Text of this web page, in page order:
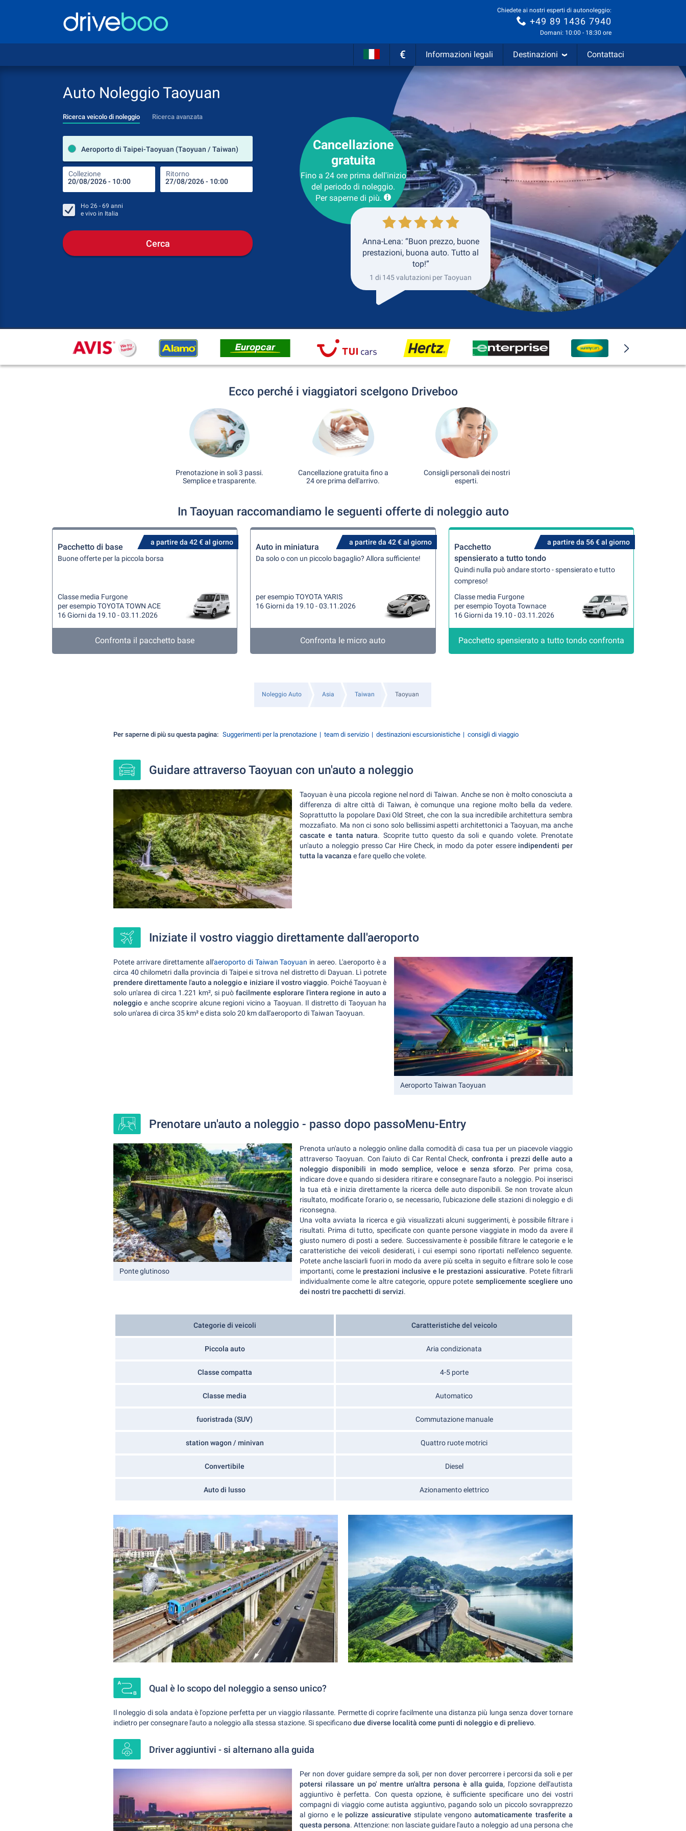
Chiedete ai nostri esperti di autonoleggio:
+49 89 1436 7940
Domani: 10:00 - 18:30 ore
€ Informazioni legali Destinazioni Contattaci
Auto Noleggio Taoyuan
Ricerca veicolo di noleggio Ricerca avanzata
Aeroporto di Taipei-Taoyuan (Taoyuan / Taiwan)
Collezione Ritorno
Luogo del noleggio
Luogo di ritorno
Ritorno
Ho 26 - 69 anni
e vivo in Italia
Cerca
Cancellazione
gratuita
Fino a 24 ore prima dell'inizio
del periodo di noleggio.
Per saperne di più.
Anna-Lena: “Buon prezzo, buone
prestazioni, buona auto. Tutto al
top!”
1 di 145 valutazioni per Taoyuan
Ecco perché i viaggiatori scelgono Driveboo
Prenotazione in soli 3 passi.
Semplice e trasparente.
Cancellazione gratuita fino a
24 ore prima dell'arrivo.
Consigli personali dei nostri
esperti.
In Taoyuan raccomandiamo le seguenti offerte di noleggio auto
a partire da 42 € al giorno
Pacchetto di base
Buone offerte per la piccola borsa
Classe media Furgone
per esempio TOYOTA TOWN ACE
16 Giorni da 19.10 - 03.11.2026
Confronta il pacchetto base
a partire da 42 € al giorno
Auto in miniatura
Da solo o con un piccolo bagaglio? Allora sufficiente!
per esempio TOYOTA YARIS
16 Giorni da 19.10 - 03.11.2026
Confronta le micro auto
a partire da 56 € al giorno
Pacchetto
spensierato a tutto tondo
Quindi nulla può andare storto - spensierato e tutto
compreso!
Classe media Furgone
per esempio Toyota Townace
16 Giorni da 19.10 - 03.11.2026
Pacchetto spensierato a tutto tondo confronta
Noleggio Auto Asia Taiwan Taoyuan
Per saperne di più su questa pagina: Suggerimenti per la prenotazione team di servizio destinazioni escursionistiche consigli di viaggio
Guidare attraverso Taoyuan con un'auto a noleggio
Taoyuan è una piccola regione nel nord di Taiwan. Anche se non è molto conosciuta a
differenza di altre città di Taiwan, è comunque una regione molto bella da vedere.
Soprattutto la popolare Daxi Old Street, che con la sua incredibile architettura sembra
mozzafiato. Ma non ci sono solo bellissimi aspetti architettonici a Taoyuan, ma anche
cascate e tanta natura. Scoprite tutto questo da soli e quando volete. Prenotate
un'auto a noleggio presso Car Hire Check, in modo da poter essere indipendenti per
tutta la vacanza e fare quello che volete.
Iniziate il vostro viaggio direttamente dall'aeroporto
Aeroporto Taiwan Taoyuan
Potete arrivare direttamente all'aeroporto di Taiwan Taoyuan in aereo. L'aeroporto è a
circa 40 chilometri dalla provincia di Taipei e si trova nel distretto di Dayuan. Lì potrete
prendere direttamente l'auto a noleggio e iniziare il vostro viaggio. Poiché Taoyuan è
solo un'area di circa 1.221 km², si può facilmente esplorare l'intera regione in auto a
noleggio e anche scoprire alcune regioni vicino a Taoyuan. Il distretto di Taoyuan ha
solo un'area di circa 35 km² e dista solo 20 km dall'aeroporto di Taiwan Taoyuan.
Prenotare un'auto a noleggio - passo dopo passoMenu-Entry
Ponte glutinoso
Prenota un'auto a noleggio online dalla comodità di casa tua per un piacevole viaggio
attraverso Taoyuan. Con l'aiuto di Car Rental Check,confronta i prezzi delle auto a
noleggio disponibili in modo semplice, veloce e senza sforzo. Per prima cosa,
indicare dove e quando si desidera ritirare e consegnare l'auto a noleggio. Poi inserisci
la tua età e inizia direttamente la ricerca delle auto disponibili. Se non trovate alcun
risultato, modificate l'orario o, se necessario, l'ubicazione delle stazioni di noleggio e di
riconsegna.
Una volta avviata la ricerca e già visualizzati alcuni suggerimenti, è possibile filtrare i
risultati. Prima di tutto, specificate con quante persone viaggiate in modo da avere il
giusto numero di posti a sedere. Successivamente è possibile filtrare le categorie e le
caratteristiche dei veicoli desiderati, i cui esempi sono riportati nell'elenco seguente.
Potete anche lasciarli fuori in modo da avere più scelta in seguito e filtrare solo le cose
importanti, come le prestazioni inclusive e le prestazioni assicurative. Potete filtrarli
individualmente come le altre categorie, oppure potete semplicemente scegliere uno
dei nostri tre pacchetti di servizi.
Categorie di veicoli Caratteristiche del veicolo
Piccola auto Aria condizionata
Classe compatta 4-5 porte
Classe media Automatico
fuoristrada (SUV) Commutazione manuale
station wagon / minivan Quattro ruote motrici
Convertibile Diesel
Auto di lusso Azionamento elettrico
Qual è lo scopo del noleggio a senso unico?
Il noleggio di sola andata è l'opzione perfetta per un viaggio rilassante. Permette di coprire facilmente una distanza più lunga senza dover tornare
indietro per consegnare l'auto a noleggio alla stessa stazione. Si specificanodue diverse località come punti di noleggio e di prelievo.
Driver aggiuntivi - si alternano alla guida
Per non dover guidare sempre da soli, per non dover percorrere i percorsi da soli e per
potersi rilassare un po' mentre un'altra persona è alla guida, l'opzione dell'autista
aggiuntivo è perfetta. Con questa opzione, è sufficiente specificare uno dei vostri
compagni di viaggio come autista aggiuntivo, pagando solo un piccolo sovrapprezzo
al giorno e lepolizze assicurative stipulate vengonoautomaticamente trasferite a
questa persona. Attenzione: non lasciate guidare l'auto a noleggio ad una persona che